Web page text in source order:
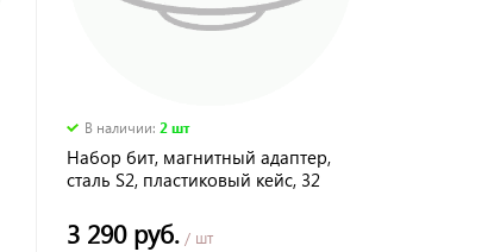
В наличии:2 шт
Набор бит, магнитный адаптер,
сталь S2, пластиковый кейс, 32
3 290 руб. / шт